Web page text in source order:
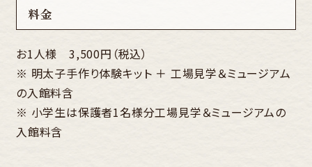
料金
お1人様 3,500円（税込）
※ 明太子手作り体験キット ＋ 工場見学＆ミュージアム
の入館料含
※ 小学生は保護者1名様分工場見学＆ミュージアムの
入館料含